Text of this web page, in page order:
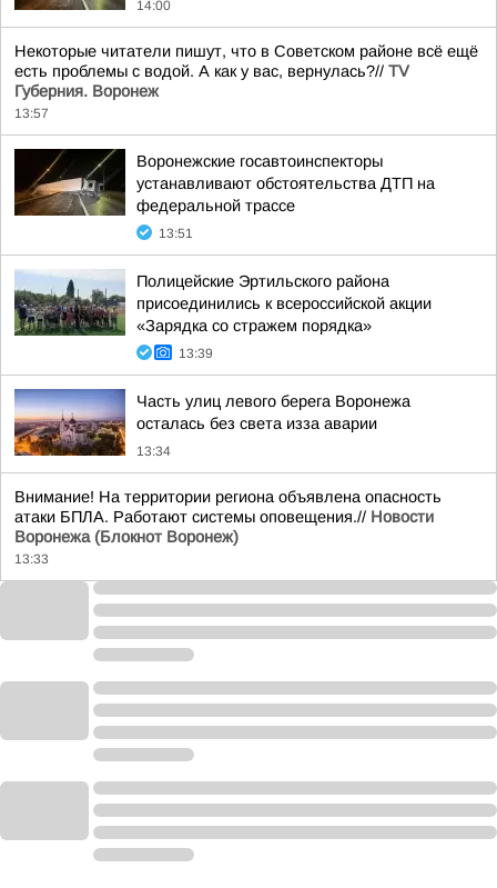
14:00
Некоторые читатели пишут, что в Советском районе всё ещё
есть проблемы с водой. А как у вас, вернулась?// TV
Губерния. Воронеж
13:57
Воронежские госавтоинспекторы
устанавливают обстоятельства ДТП на
федеральной трассе
13:51
Полицейские Эртильского района
присоединились к всероссийской акции
«Зарядка со стражем порядка»
13:39
Часть улиц левого берега Воронежа
осталась без света изза аварии
13:34
Внимание! На территории региона объявлена опасность
атаки БПЛА. Работают системы оповещения.// Новости
Воронежа (Блокнот Воронеж)
13:33